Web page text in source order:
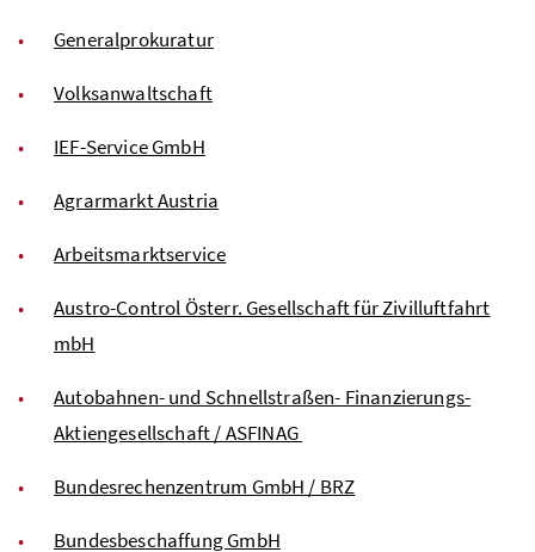
Generalprokuratur
Volksanwaltschaft
IEF-Service GmbH
Agrarmarkt Austria
Arbeitsmarktservice
Austro-Control Österr. Gesellschaft für Zivilluftfahrt
mbH
Autobahnen- und Schnellstraßen- Finanzierungs-
Aktiengesellschaft / ASFINAG
Bundesrechenzentrum GmbH / BRZ
Bundesbeschaffung GmbH